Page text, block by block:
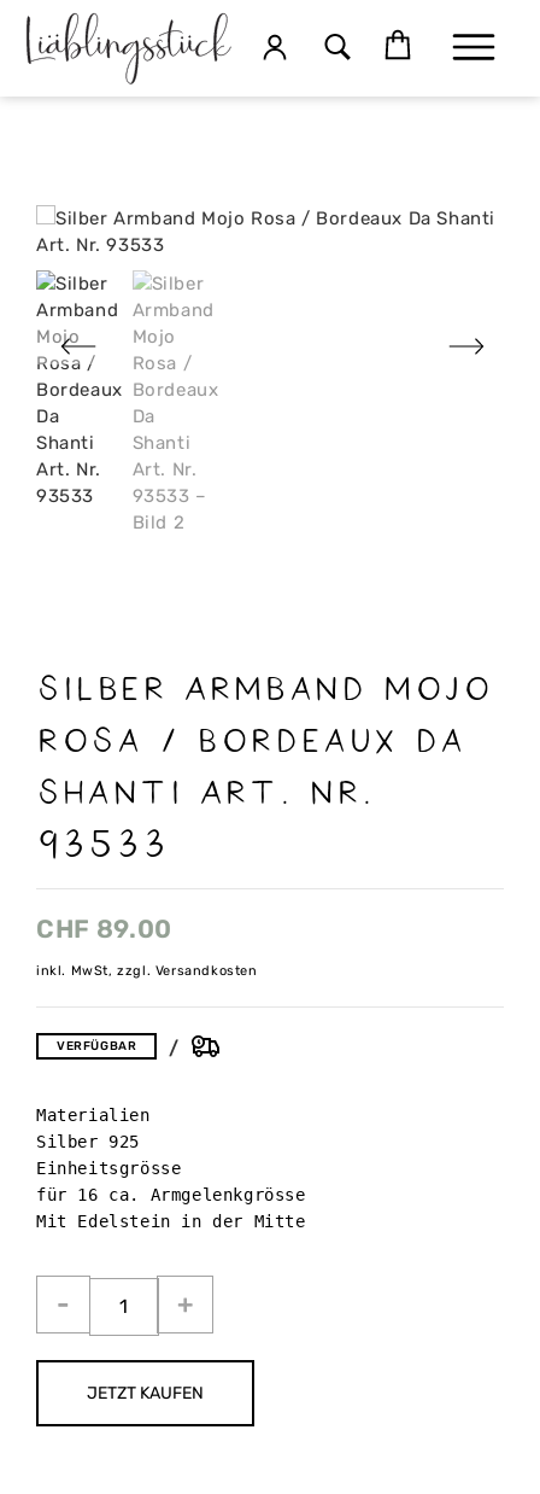
Silber Armband Mojo
Rosa / Bordeaux Da
Shanti Art. Nr.
93533
CHF 89.00
inkl. MwSt, zzgl. Versandkosten
VERFÜGBAR
Materialien
Silber 925
Einheitsgrösse
Mit Edelstein in der Mitte
JETZT KAUFEN